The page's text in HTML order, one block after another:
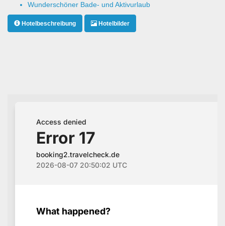
Wunderschöner Bade- und Aktivurlaub
Hotelbeschreibung Hotelbilder